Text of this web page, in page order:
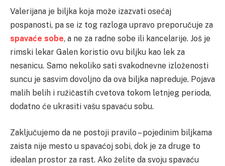
Valerijana je biljka koja može izazvati osećaj
pospanosti, pa se iz tog razloga upravo preporučuje za
spavaće sobe, a ne za radne sobe ili kancelarije. Još je
rimski lekar Galen koristio ovu biljku kao lek za
nesanicu. Samo nekoliko sati svakodnevne izloženosti
suncu je sasvim dovoljno da ova biljka napreduje. Pojava
malih belih i ružičastih cvetova tokom letnjeg perioda,
dodatno će ukrasiti vašu spavaću sobu.
Zaključujemo da ne postoji pravilo – pojedinim biljkama
zaista nije mesto u spavaćoj sobi, dok je za druge to
idealan prostor za rast. Ako želite da svoju spavaću